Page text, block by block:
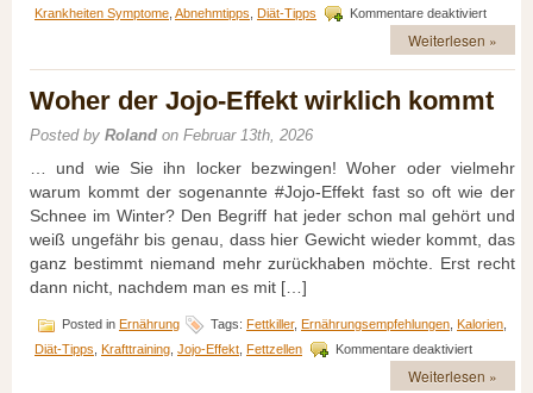
Krankheiten Symptome Abnehmtipps Diät-Tipps Kommentare deaktiviertfür
Weiterlesen »
Woher der Jojo-Effekt wirklich kommt
Posted by Roland on Februar 13th, 2026
… und wie Sie ihn locker bezwingen! Woher oder vielmehr
warum kommt der sogenannte #Jojo-Effekt fast so oft wie der
Schnee im Winter? Den Begriff hat jeder schon mal gehört und
weiß ungefähr bis genau, dass hier Gewicht wieder kommt, das
ganz bestimmt niemand mehr zurückhaben möchte. Erst recht
dann nicht, nachdem man es mit […]
Posted in Ernährung Tags: Fettkiller, Ernährungsempfehlungen Kalorien
Diät-Tipps Krafttraining Jojo-Effekt Fettzellen Kommentare deaktiviertfür
Woher
der
Weiterlesen »